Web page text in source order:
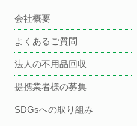
会社概要
よくあるご質問
法人の不用品回収
提携業者様の募集
SDGsへの取り組み